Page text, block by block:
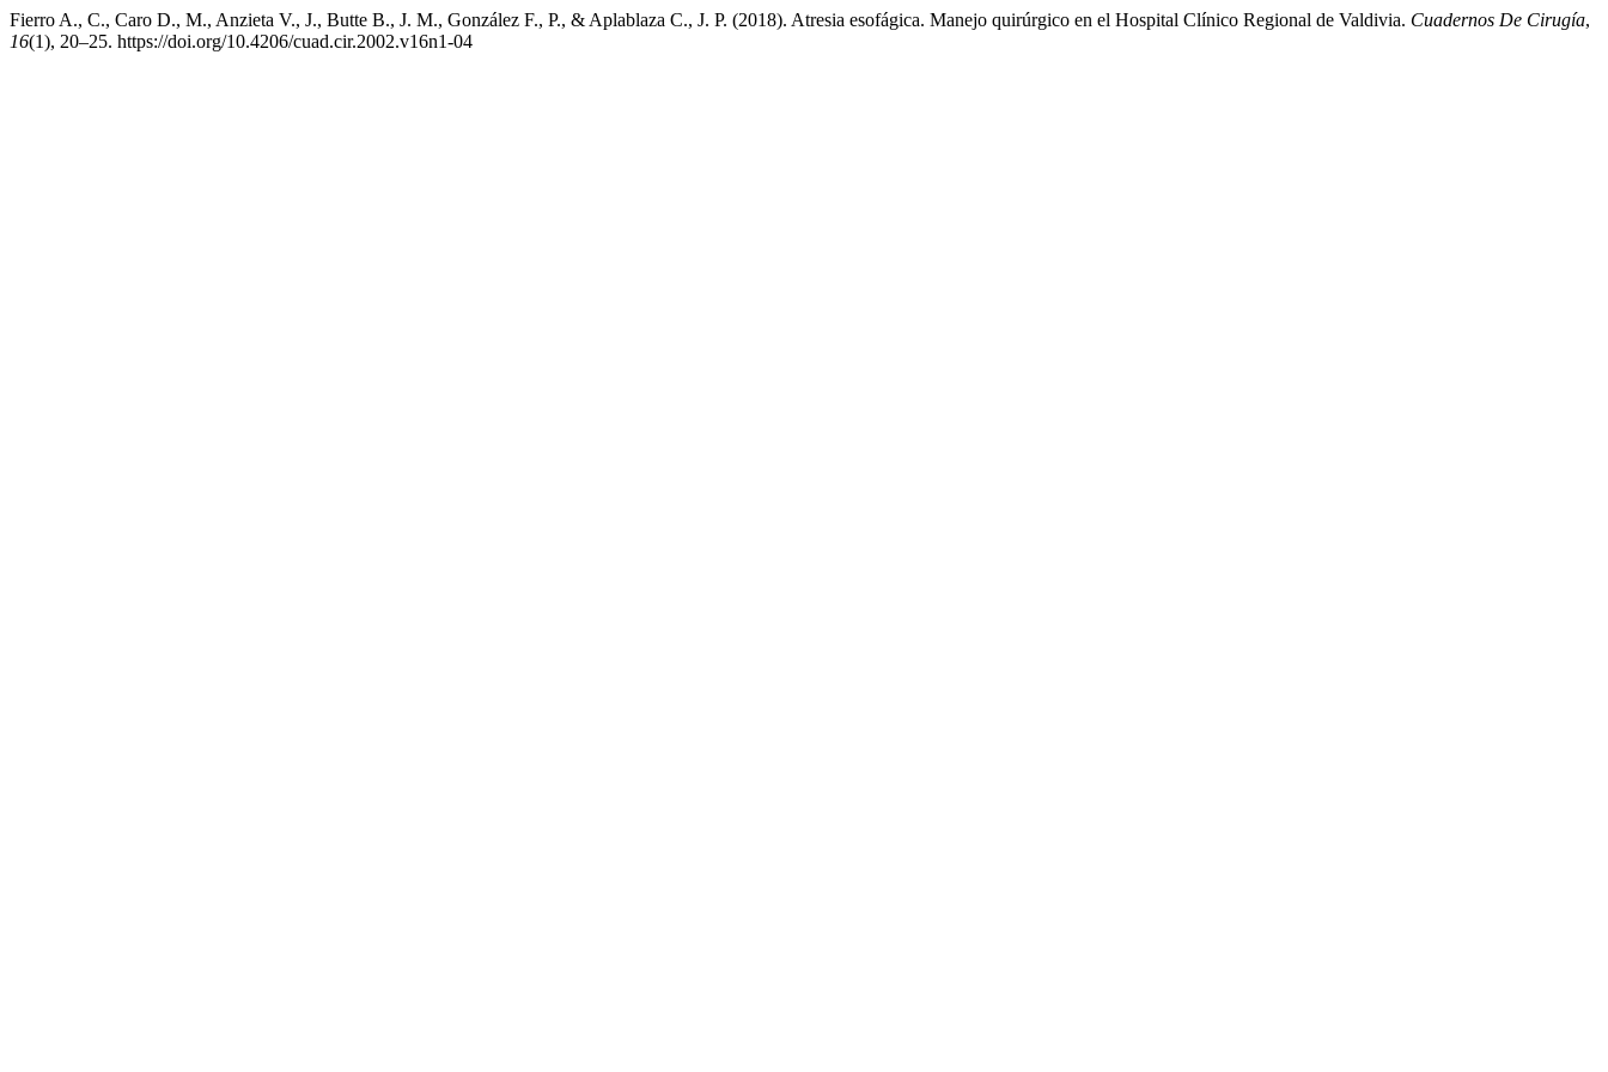
Fierro A., C., Caro D., M., Anzieta V., J., Butte B., J. M., González F., P., & Aplablaza C., J. P. (2018). Atresia esofágica. Manejo quirúrgico en el Hospital Clínico Regional de Valdivia. Cuadernos De Cirugía,
16(1), 20–25. https://doi.org/10.4206/cuad.cir.2002.v16n1-04